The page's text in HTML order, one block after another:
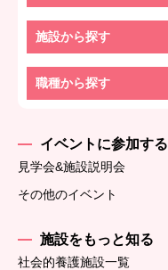
施設から探す
職種から探す
イベントに参加する
見学会&施設説明会
その他のイベント
施設をもっと知る
社会的養護施設一覧